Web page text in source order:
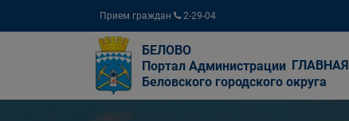
Прием граждан 2-29-04
БЕЛОВО
Портал Администрации
Беловского городского округа
ГЛАВНАЯ